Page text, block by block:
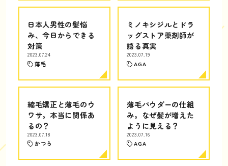
日本人男性の髪悩
み、今日からできる
対策
2023.07.24
薄毛
ミノキシジルとドラ
ッグストア薬剤師が
語る真実
2023.07.19
AGA
縮毛矯正と薄毛のウ
ワサ。本当に関係あ
るの？
2023.07.18
かつら
薄毛パウダーの仕組
み。なぜ髪が増えた
ように見える？
2023.07.16
AGA